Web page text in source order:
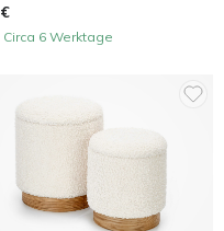
€
Circa 6 Werktage